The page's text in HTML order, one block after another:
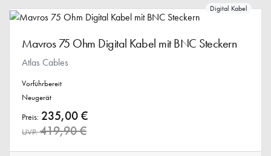
Digital Kabel
Mavros 75 Ohm Digital Kabel mit BNC Steckern
Atlas Cables
Vorführbereit
Neugerät
Preis: 235,00 €
UVP: 419,90 €